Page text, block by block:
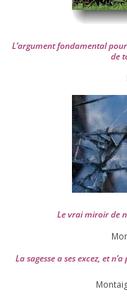
L’argument fon­da­men­tal
de
Le vrai miroir de
La sagesse a ses excez, et